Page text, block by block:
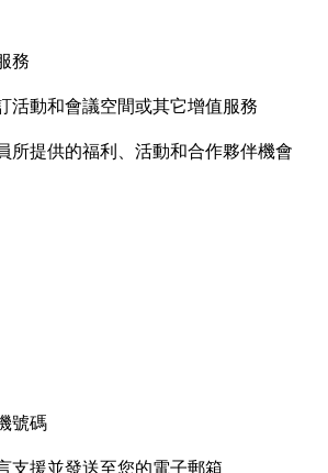
務
活動和會議空間或其它增值服務
所提供的福利、活動和合作夥伴機會
號碼
支援並發送至您的電子郵箱